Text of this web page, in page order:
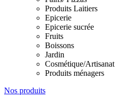
Produits Laitiers
Epicerie
Epicerie sucrée
Fruits
Boissons
Jardin
Cosmétique/Artisanat
Produits ménagers
Nos produits